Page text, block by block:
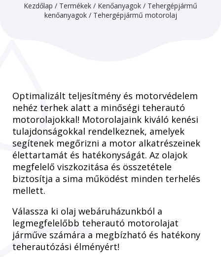
Kezdőlap / Termékek / Kenőanyagok / Tehergépjármű
kenőanyagok/ Tehergépjármű motorolaj
Optimalizált teljesítmény és motorvédelem
nehéz terhek alatt a minőségi teherautó
motorolajokkal! Motorolajaink kiváló kenési
tulajdonságokkal rendelkeznek, amelyek
segítenek megőrizni a motor alkatrészeinek
élettartamát és hatékonyságát. Az olajok
megfelelő viszkozitása és összetétele
biztosítja a sima működést minden terhelés
mellett.
Válassza ki olaj webáruházunkból a
legmegfelelőbb teherautó motorolajat
járműve számára a megbízható és hatékony
teherautózási élményért!